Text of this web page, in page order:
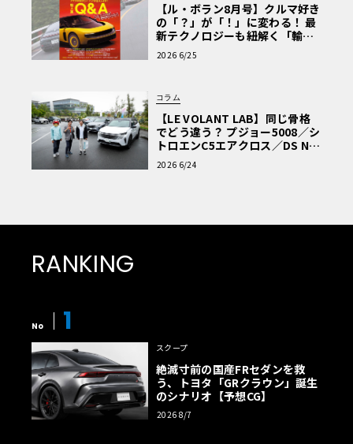
【ル・ボラン8月号】クルマ好き
の「？」が「！」に変わる！ 最
新テクノロジーも紐解く「輸入
車Q&A」
2026 6/25
コラム
【LE VOLANT LAB】同じ骨格
でどう違う？ プジョー5008／シ
トロエンC5エアクロス／DS Nº4
読者一気乗りレポート
2026 6/24
RANKING
No 1
スクープ
絶滅寸前の国産FRセダンを救
う、トヨタ「GRクラウン」誕生
のシナリオ【予想CG】
2026 8/7